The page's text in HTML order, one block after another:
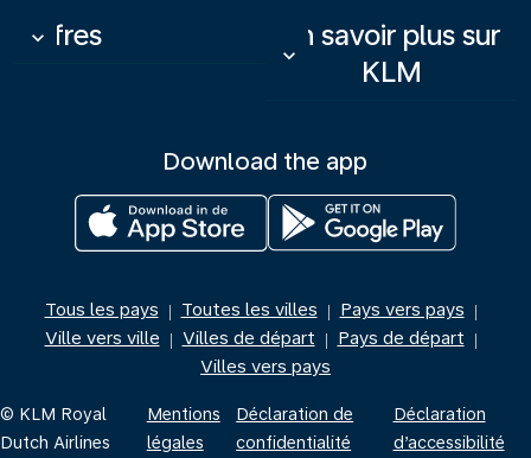
Offres
keyboard_arrow_down
En savoir plus sur
KLM
keyboard_arrow_down
Download the app
Tous les pays | Toutes les villes | Pays vers pays |
Ville vers ville | Villes de départ | Pays de départ |
Villes vers pays
© KLM Royal
Dutch Airlines
Mentions
légales
Déclaration de
confidentialité
Déclaration
d’accessibilité